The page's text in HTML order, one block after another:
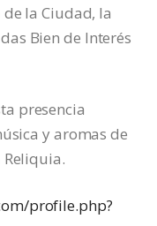
la Ciudad, la
Bien de Interés
presencia
y aromas de
profile.php?